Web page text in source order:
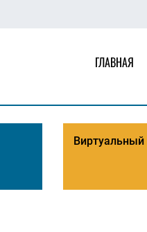
ГЛАВНАЯ
Виртуальный